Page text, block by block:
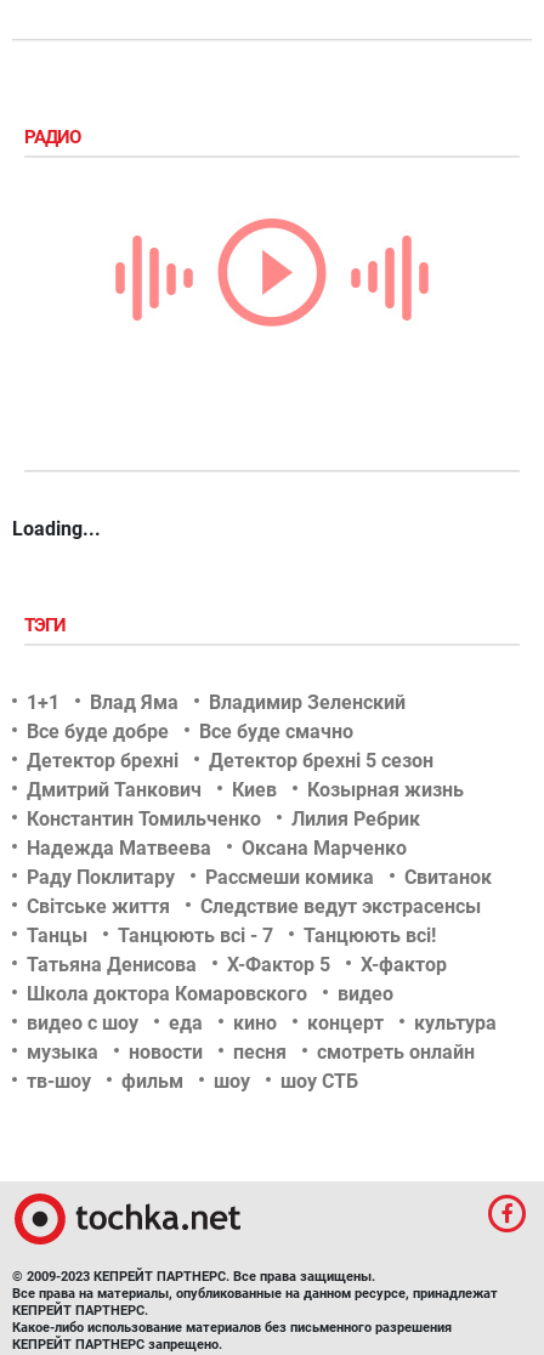
РАДИО
Loading...
ТЭГИ
1+1 Влад Яма
Владимир Зеленский
Все буде добре
Все буде смачно
Детектор брехні
Детектор брехні 5 сезон
Дмитрий Танкович
Киев
Козырная жизнь
Константин Томильченко
Лилия Ребрик
Надежда Матвеева
Оксана Марченко
Раду Поклитару
Рассмеши комика
Свитанок
Світське життя
Следствие ведут экстрасенсы
Танцы
Танцюють всі - 7
Танцюють всі!
Татьяна Денисова
Х-Фактор 5
Х-фактор
Школа доктора Комаровского
видео
видео с шоу
еда кино концерт
культура
музыка
новости песня
смотреть онлайн
тв-шоу
фильм шоу шоу СТБ
© 2009-2023 КЕПРЕЙТ ПАРТНЕРС. Все права защищены.
Все права на материалы, опубликованные на данном ресурсе, принадлежат
КЕПРЕЙТ ПАРТНЕРС.
Какое-либо использование материалов без письменного разрешения
КЕПРЕЙТ ПАРТНЕРС запрещено.